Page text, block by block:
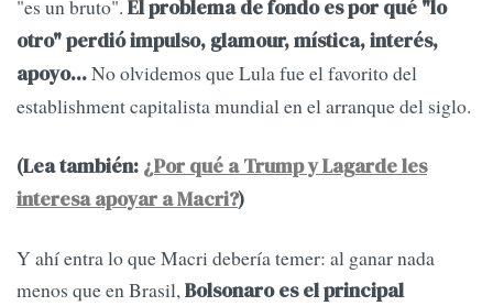
"es un bruto". El problema de fondo es por qué "lo
otro" perdió impulso, glamour, mística, interés,
apoyo...No olvidemos que Lula fue el favorito del
establishment capitalista mundial en el arranque del siglo.
(Lea también: ¿Por qué a Trump y Lagarde les
interesa apoyar a Macri?)
Y ahí entra lo que Macri debería temer: al ganar nada
menos que en Brasil,Bolsonaro es el principal